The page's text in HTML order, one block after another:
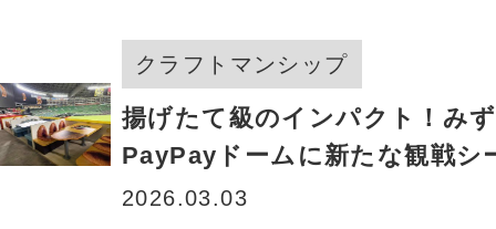
クラフトマンシップ
揚げたて級のインパクト！み
PayPayドームに新たな観戦シ
アジフライBOX、ついに完成
2026.03.03